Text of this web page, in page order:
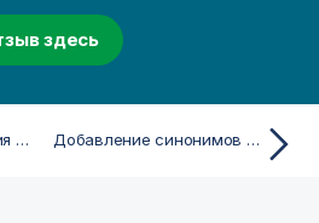
здесь
Пошаговая инструкция — создание календарных периодов с помощью пользовательского календаря Добавление синонимов в Инструмент «Наблюдения»